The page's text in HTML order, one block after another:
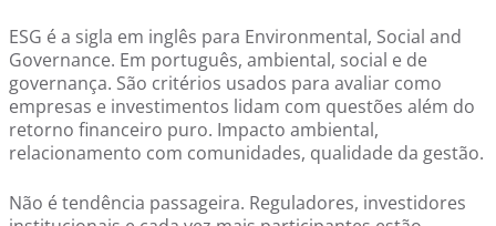
ESG é a sigla em inglês para Environmental, Social and
Governance. Em português, ambiental, social e de
governança. São critérios usados para avaliar como
empresas e investimentos lidam com questões além do
retorno financeiro puro. Impacto ambiental,
relacionamento com comunidades, qualidade da gestão.
Não é tendência passageira. Reguladores, investidores